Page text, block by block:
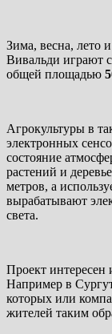
Зима, весна, лето
Вивальди играют
общей площадью
Агрокультуры в
электронных
состояние
растений и
метров, а
вырабатывают
света.
Проект интересен
Например в
которых или
жителей таким